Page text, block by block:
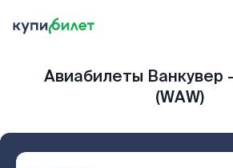
Авиабилеты Ванкувер
(WAW)